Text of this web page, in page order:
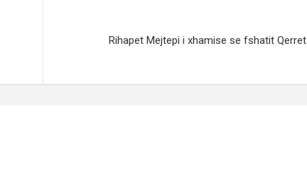
Rihapet Mejtepi i xhamise se fshatit Qerret